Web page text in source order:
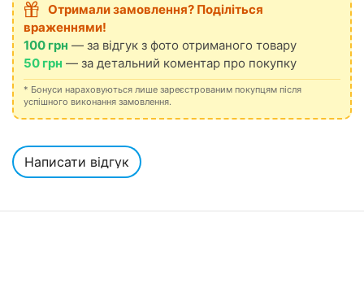
Отримали замовлення? Поділіться
враженнями!
100 грн — за відгук з фото отриманого товару
50 грн — за детальний коментар про покупку
* Бонуси нараховуються лише зареєстрованим покупцям після
успішного виконання замовлення.
Написати відгук